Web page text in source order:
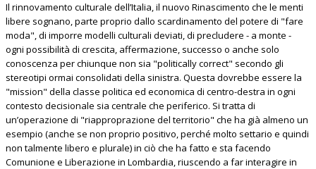
Il rinnovamento culturale dell’Italia, il nuovo Rinascimento che le menti
libere sognano, parte proprio dallo scardinamento del potere di "fare
moda", di imporre modelli culturali deviati, di precludere - a monte -
ogni possibilità di crescita, affermazione, successo o anche solo
conoscenza per chiunque non sia "politically correct" secondo gli
stereotipi ormai consolidati della sinistra. Questa dovrebbe essere la
"mission" della classe politica ed economica di centro-destra in ogni
contesto decisionale sia centrale che periferico. Si tratta di
un’operazione di "riapproprazione del territorio" che ha già almeno un
esempio (anche se non proprio positivo, perché molto settario e quindi
non talmente libero e plurale) in ciò che ha fatto e sta facendo
Comunione e Liberazione in Lombardia, riuscendo a far interagire in